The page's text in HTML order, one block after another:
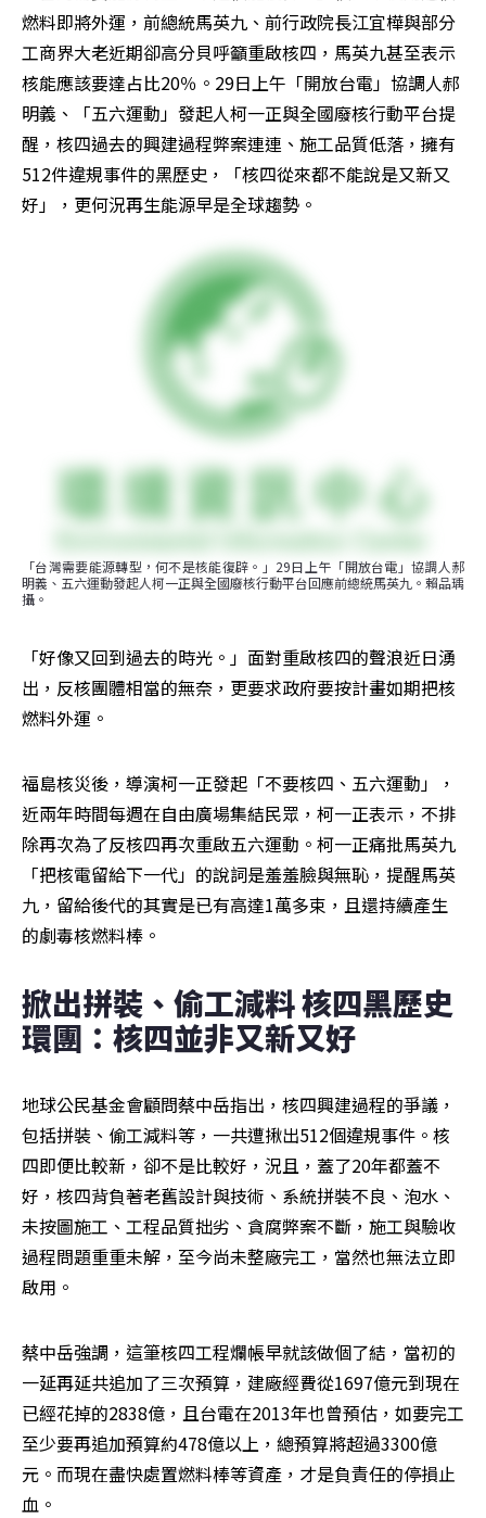
燃料即將外運，前總統馬英九、前行政院長江宜樺與部分
工商界大老近期卻高分貝呼籲重啟核四，馬英九甚至表示
核能應該要達占比20％。29日上午「開放台電」協調人郝
明義、「五六運動」發起人柯一正與全國廢核行動平台提
醒，核四過去的興建過程弊案連連、施工品質低落，擁有
512件違規事件的黑歷史，「核四從來都不能說是又新又
好」，更何況再生能源早是全球趨勢。
「台灣需要能源轉型，何不是核能復辟。」29日上午「開放台電」協調人郝
明義、五六運動發起人柯一正與全國廢核行動平台回應前總統馬英九。賴品瑀
攝。
「好像又回到過去的時光。」面對重啟核四的聲浪近日湧
出，反核團體相當的無奈，更要求政府要按計畫如期把核
燃料外運。
福島核災後，導演柯一正發起「不要核四、五六運動」，
近兩年時間每週在自由廣場集結民眾，柯一正表示，不排
除再次為了反核四再次重啟五六運動。柯一正痛批馬英九
「把核電留給下一代」的說詞是羞羞臉與無恥，提醒馬英
九，留給後代的其實是已有高達1萬多束，且還持續產生
的劇毒核燃料棒。
掀出拼裝、偷工減料 核四黑歷史
環團：核四並非又新又好
地球公民基金會顧問蔡中岳指出，核四興建過程的爭議，
包括拼裝、偷工減料等，一共遭揪出512個違規事件。核
四即便比較新，卻不是比較好，況且，蓋了20年都蓋不
好，核四背負著老舊設計與技術、系統拼裝不良、泡水、
未按圖施工、工程品質拙劣、貪腐弊案不斷，施工與驗收
過程問題重重未解，至今尚未整廠完工，當然也無法立即
啟用。
蔡中岳強調，這筆核四工程爛帳早就該做個了結，當初的
一延再延共追加了三次預算，建廠經費從1697億元到現在
已經花掉的2838億，且台電在2013年也曾預估，如要完工
至少要再追加預算約478億以上，總預算將超過3300億
元。而現在盡快處置燃料棒等資產，才是負責任的停損止
血。